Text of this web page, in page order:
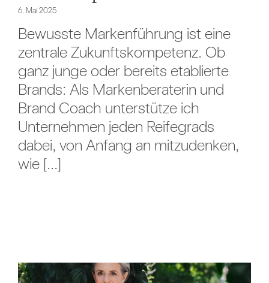
6. Mai 2025
Bewusste Markenführung ist eine
zentrale Zukunftskompetenz. Ob
ganz junge oder bereits etablierte
Brands: Als Markenberaterin und
Brand Coach unterstütze ich
Unternehmen jeden Reifegrads
dabei, von Anfang an mitzudenken,
wie [...]